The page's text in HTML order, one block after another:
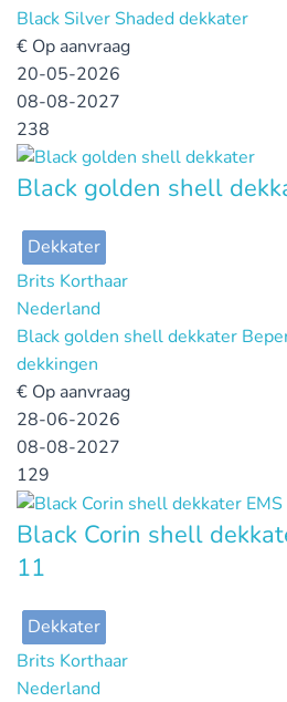
Black Silver Shaded dekkater
€ Op aanvraag
20-05-2026
08-08-2027
238
Black golden shell
Dekkater
Brits Korthaar
Nederland
Black golden shell dekkater
dekkingen
€ Op aanvraag
28-06-2026
08-08-2027
129
Black Corin shell
11
Dekkater
Brits Korthaar
Nederland